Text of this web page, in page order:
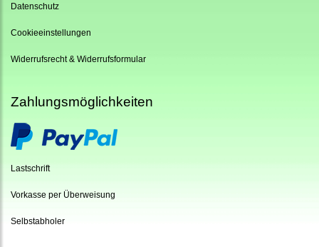
Datenschutz
Cookieeinstellungen
Widerrufsrecht & Widerrufsformular
Zahlungsmöglichkeiten
Lastschrift
Vorkasse per Überweisung
Selbstabholer